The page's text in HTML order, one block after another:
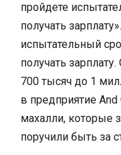
пройдете
получать
испытательный
получать
700 тысяч до 1
в предприятие
махалли, которые
поручили быть за